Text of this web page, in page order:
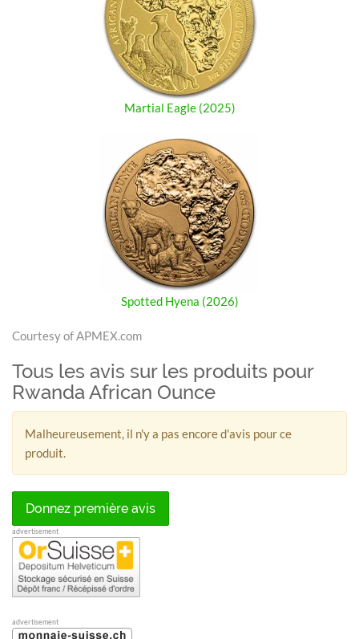
Martial Eagle (2025)
Spotted Hyena (2026)
Courtesy of APMEX.com
Tous les avis sur les produits pour
Rwanda African Ounce
Malheureusement, il n'y a pas encore d'avis pour ce
produit.
Donnez première avis
advertisement
advertisement